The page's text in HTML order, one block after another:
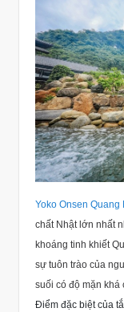
Yoko Onsen Quang
chất Nhật lớn nhất
khoáng tinh khiết
sự tuôn trào của
suối có độ mặn
Điểm đặc biệt của